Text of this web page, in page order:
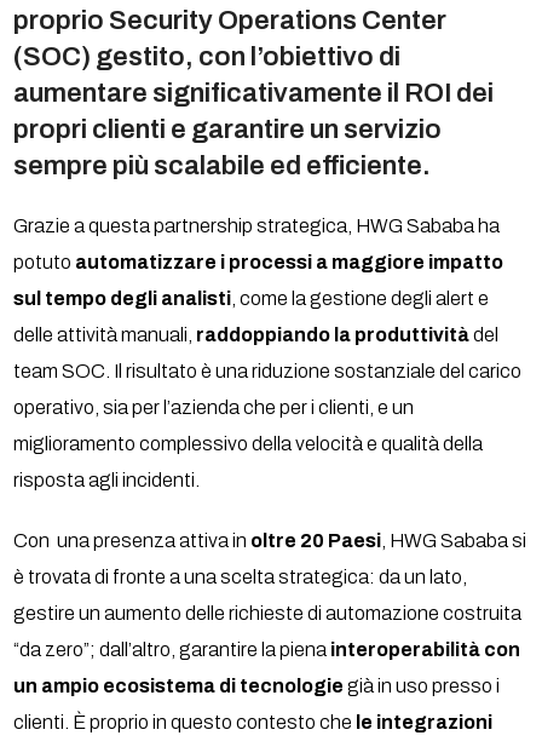
proprio Security Operations Center
(SOC) gestito, con l’obiettivo di
aumentare significativamente il ROI dei
propri clienti e garantire un servizio
sempre più scalabile ed efficiente.
Grazie a questa partnership strategica, HWG Sababa ha
potuto automatizzare i processi a maggiore impatto
sul tempo degli analisti , come la gestione degli alert e
delle attività manuali, raddoppiando la produttivitàdel
team SOC. Il risultato è una riduzione sostanziale del carico
operativo, sia per l’azienda che per i clienti, e un
miglioramento complessivo della velocità e qualità della
risposta agli incidenti.
Con una presenza attiva in oltre 20 Paesi , HWG Sababa si
è trovata di fronte a una scelta strategica: da un lato,
gestire un aumento delle richieste di automazione costruita
“da zero”; dall’altro, garantire la piena interoperabilità con
un ampio ecosistema di tecnologie già in uso presso i
clienti. È proprio in questo contesto che le integrazioni